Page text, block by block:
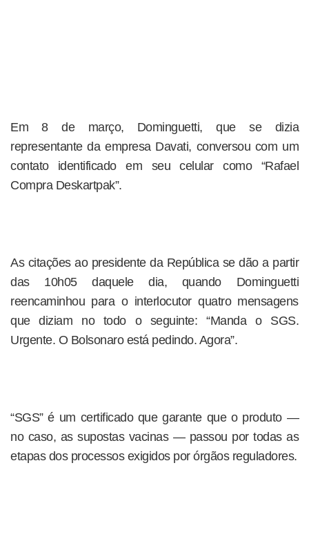
Em 8 de março, Dominguetti, que se dizia
representante da empresa Davati, conversou com um
contato identificado em seu celular como “Rafael
Compra Deskartpak”.
As citações ao presidente da República se dão a partir
das 10h05 daquele dia, quando Dominguetti
reencaminhou para o interlocutor quatro mensagens
que diziam no todo o seguinte: “Manda o SGS.
Urgente. O Bolsonaro está pedindo. Agora”.
“SGS” é um certificado que garante que o produto —
no caso, as supostas vacinas — passou por todas as
etapas dos processos exigidos por órgãos reguladores.